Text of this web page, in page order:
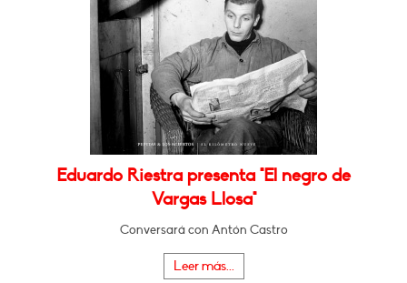
Eduardo Riestra presenta "El negro de
Vargas Llosa"
Conversará con Antón Castro
Leer más...